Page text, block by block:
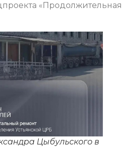
«Продолжительная
Цыбульского в